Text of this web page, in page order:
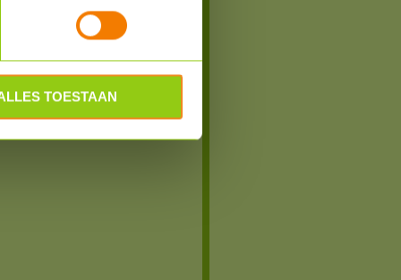
TOESTAAN